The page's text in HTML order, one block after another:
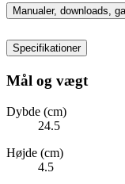
Manualer, downloads,
Specifikationer
Mål og vægt
Dybde (cm)
24.5
Højde (cm)
4.5